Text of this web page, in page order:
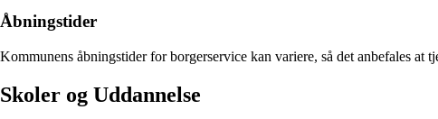
Åbningstider
Kommunens åbningstider for borgerservice kan variere, så det anbefales at
Skoler og Uddannelse